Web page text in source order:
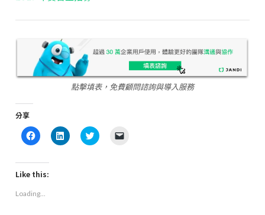
點擊填表，免費顧問諮詢與導入服務
分享
Click
to
Facebook
(Opens
in
window)
Click
to
Click
to
Like this:
Loading...